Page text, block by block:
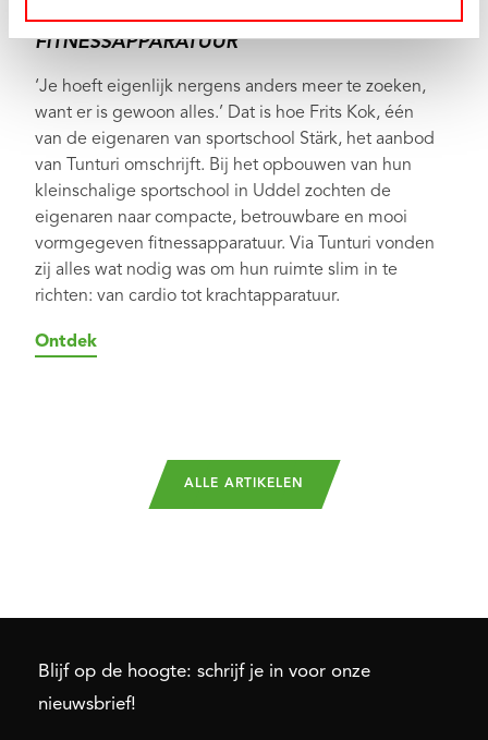
FITNESSAPPARATUUR
‘Je hoeft eigenlijk nergens anders meer te zoeken,
want er is gewoon alles.’ Dat is hoe Frits Kok, één
van de eigenaren van sportschool Stärk, het aanbod
van Tunturi omschrijft. Bij het opbouwen van hun
kleinschalige sportschool in Uddel zochten de
eigenaren naar compacte, betrouwbare en mooi
vormgegeven fitnessapparatuur. Via Tunturi vonden
zij alles wat nodig was om hun ruimte slim in te
richten: van cardio tot krachtapparatuur.
Ontdek
ALLE ARTIKELEN
Blijf op de hoogte: schrijf je in voor onze
nieuwsbrief!